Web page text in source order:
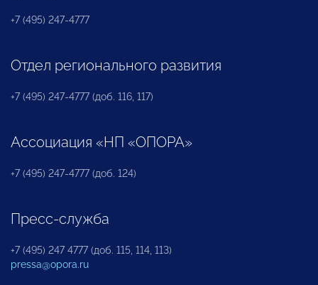
+7 (495) 247-4777
Отдел регионального развития
+7 (495) 247-4777 (доб. 116, 117)
Ассоциация «НП «ОПОРА»
+7 (495) 247-4777 (доб. 124)
Пресс-служба
+7 (495) 247 4777 (доб. 115, 114, 113)
pressa@opora.ru